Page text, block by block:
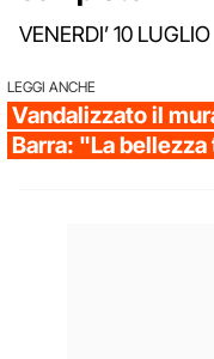
VENERDI’ 10 LUGLIO
LEGGI ANCHE
Vandalizzato il
Barra: "La